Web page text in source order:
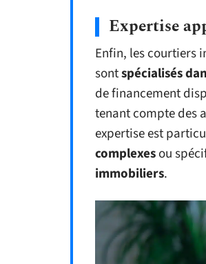
Expertise
Enfin, les courtiers
sontspécialisés
de financement
tenant compte des
expertise est
complexesou
immobiliers.